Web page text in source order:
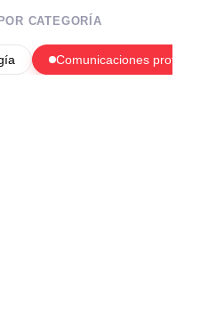
CATEGORÍA
Comunicaciones